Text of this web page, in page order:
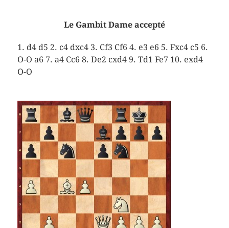
Le Gambit Dame accepté
1. d4 d5 2. c4 dxc4 3. Cf3 Cf6 4. e3 e6 5. Fxc4 c5 6.
O-O a6 7. a4 Cc6 8. De2 cxd4 9. Td1 Fe7 10. exd4
O-O